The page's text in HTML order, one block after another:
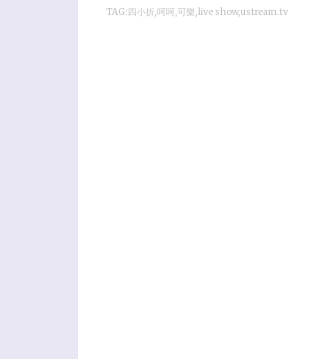
TAG:四小折,呵呵,可樂,live show,ustream.tv